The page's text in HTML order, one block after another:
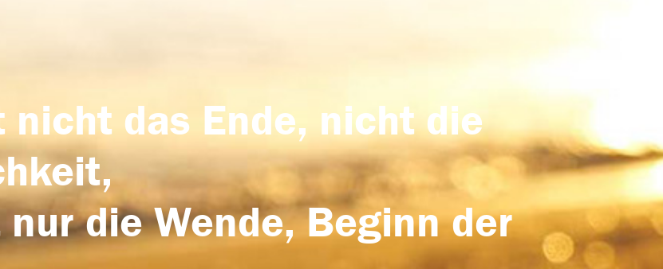
nicht das Ende, nicht die
nur die Wende, Beginn der